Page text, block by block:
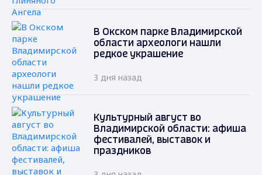
В Окском парке Владимирской
области археологи нашли
редкое украшение
3 дня назад
Культурный август во
Владимирской области: афиша
фестивалей, выставок и
праздников